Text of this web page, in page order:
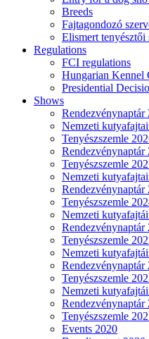
Breeds
Fajtagondozó
Elismert tenyésztői
Regulations
FCI regulations
Hungarian Kennel
Presidential
Shows
Rendezvénynaptár
Nemzeti
Tenyészszemle
Rendezvénynaptár
Tenyészszemle
Nemzeti
Rendezvénynaptár
Tenyészszemle
Nemzeti
Rendezvénynaptár
Tenyészszemle
Nemzeti
Rendezvénynaptár
Tenyészszemle
Nemzeti
Rendezvénynaptár
Tenyészszemle
Events 2020